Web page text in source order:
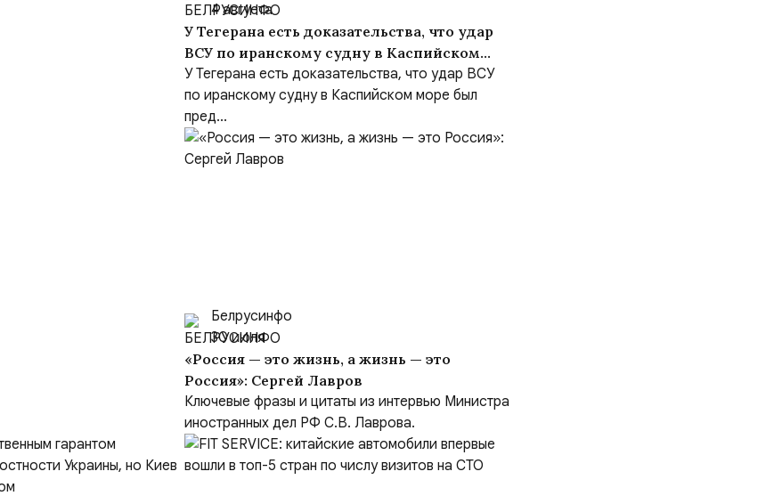
4 августа
У Тегерана есть доказательства, что удар
ВСУ по иранскому судну в Каспийском
море был преднамеренным, несмотря на
заверения Киева
У Тегерана есть доказательства, что удар ВСУ
по иранскому судну в Каспийском море был
пред...
Белрусинфо
30 июля
«Россия — это жизнь, а жизнь — это
Россия»: Сергей Лавров
Ключевые фразы и цитаты из интервью Министра
иностранных дел РФ С.В. Лаврова.